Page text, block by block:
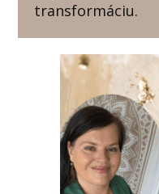
transformáciu.